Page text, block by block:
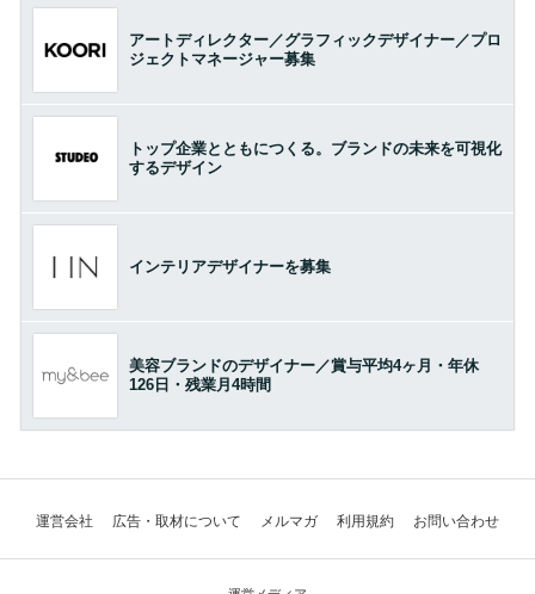
アートディレクター／グラフィックデザイナー／プロ
ジェクトマネージャー募集
トップ企業とともにつくる。ブランドの未来を可視化
するデザイン
インテリアデザイナーを募集
美容ブランドのデザイナー／賞与平均4ヶ月・年休
126日・残業月4時間
運営会社 広告・取材について メルマガ 利用規約 お問い合わせ